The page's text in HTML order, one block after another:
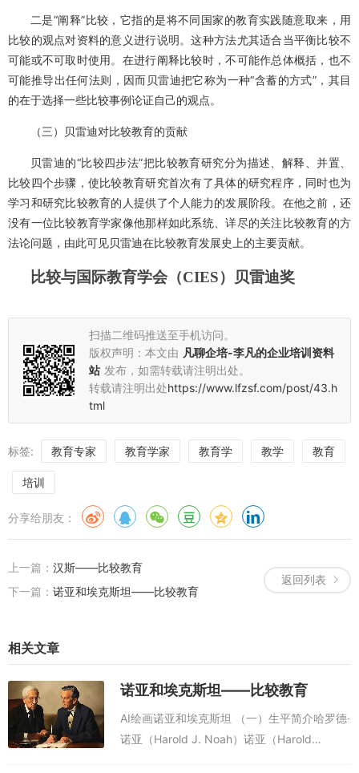
二是“阐释”比较，它指的是将不同国家的教育实践随意取来，用
比较的观点对资料的意义进行说明。这种方法尤其适合当平衡比较不
可能或不可取时使用。在进行阐释比较时，不可能作总体概括，也不
可能推导出任何法则，因而贝雷迪把它称为一种“含蓄的方式”，其目
的在于选择一些比较事例论证自己的观点。
（三）贝雷迪对比较教育的贡献
贝雷迪的“比较四步法”把比较教育研究分为描述、解释、并置、
比较四个步骤，使比较教育研究首次有了具体的研究程序，同时也为
学习和研究比较教育的人提供了个人能力的发展阶段。在他之前，还
没有一位比较教育学家像他那样如此系统、详尽的关注比较教育的方
法论问题，由此可见贝雷迪在比较教育发展史上的主要贡献。
比较与国际教育学会（CIES） 贝雷迪奖
扫描二维码推送至手机访问。
版权声明：本文由 凡聊企培-李凡的企业培训资料
站 发布，如需转载请注明出处。
转载请注明出处https://www.lfzsf.com/post/43.h
tml
标签: 教育专家 教育学家 教育学 教学 教育
培训
分享给朋友：
返回列表
上一篇： 汉斯——比较教育
下一篇： 诺亚和埃克斯坦——比较教育
相关文章
诺亚和埃克斯坦——比较教育
AI绘画诺亚和埃克斯坦 （一）生平简介哈罗德·
诺亚（Harold J. Noah）诺亚（Harold